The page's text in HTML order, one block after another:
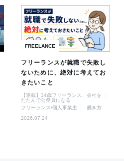
FREELANCE
フリーランスが就職で失敗し
ないために、絶対に考えてお
きたいこと
【連載】34歳フリーランス、会社を
たたんで公務員になる
フリーランス/個人事業主
働き方
2026.07.24